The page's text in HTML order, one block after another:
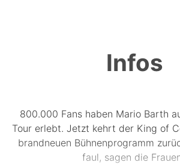
Infos
800.000 Fans haben Mario Barth
Tour erlebt. Jetzt kehrt der King of
brandneuen Bühnenprogramm
faul, sagen die